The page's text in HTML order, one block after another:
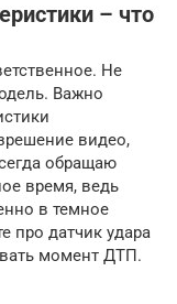
– что
Не
Важно
видео,
обращаю
время, ведь
в темное
про датчик удара
момент ДТП.